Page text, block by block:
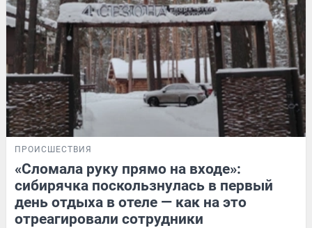
ПРОИСШЕСТВИЯ
«Сломала руку прямо на входе»:
сибирячка поскользнулась в первый
день отдыха в отеле — как на это
отреагировали сотрудники